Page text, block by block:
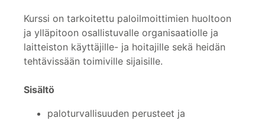
Kurssi on tarkoitettu paloilmoittimien huoltoon
ja ylläpitoon osallistuvalle organisaatiolle ja
laitteiston käyttäjille- ja hoitajille sekä heidän
tehtävissään toimiville sijaisille.
Sisältö
paloturvallisuuden perusteet ja